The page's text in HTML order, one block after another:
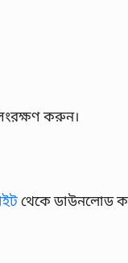
করুন।
থেকে ডাউনলোড